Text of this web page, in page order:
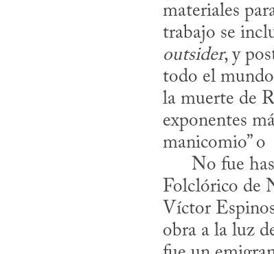
materiales
outsider, y
todo el
la muerte de
exponentes
manicomio” o
Folclórico de
Víctor
obra a la luz